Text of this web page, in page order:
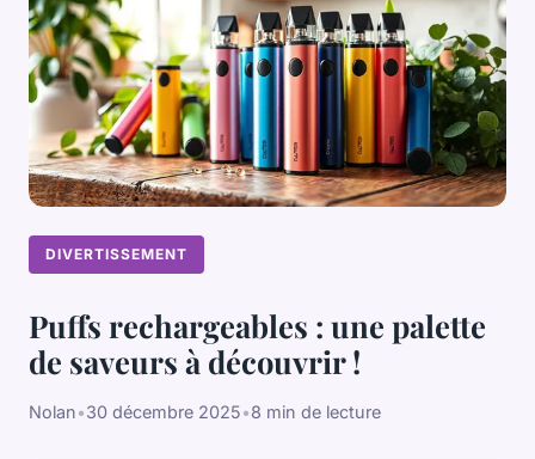
DIVERTISSEMENT
Puffs rechargeables : une palette
de saveurs à découvrir !
Nolan•30 décembre 2025•8 min de lecture